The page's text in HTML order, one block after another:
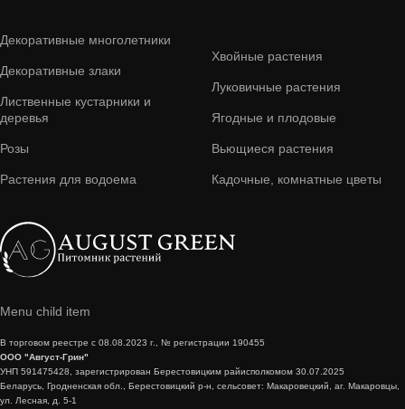
Декоративные многолетники
Декоративные злаки
Лиственные кустарники и
деревья
Розы
Растения для водоема
Хвойные растения
Луковичные растения
Ягодные и плодовые
Вьющиеся растения
Кадочные, комнатные цветы
Menu child item
В торговом реестре с 08.08.2023 г., № регистрации 190455
ООО "Август-Грин"
УНП 591475428, зарегистрирован Берестовицким райисполкомом 30.07.2025
Беларусь, Гродненская обл., Берестовицкий р-н, сельсовет: Макаровецкий, аг. Макаровцы,
ул. Лесная, д. 5-1